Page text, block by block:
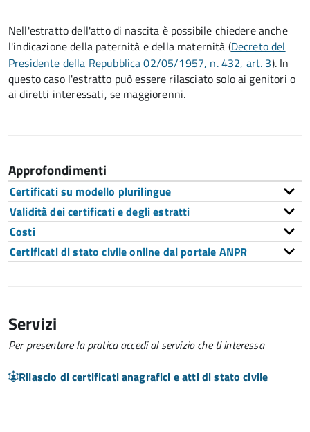
Nell'estratto dell'atto di nascita è possibile chiedere anche
l'indicazione della paternità e della maternità (Decreto del
Presidente della Repubblica 02/05/1957, n. 432, art. 3). In
questo caso l'estratto può essere rilasciato solo ai genitori o
ai diretti interessati, se maggiorenni.
Approfondimenti
Certificati su modello plurilingue
Validità dei certificati e degli estratti
Costi
Certificati di stato civile online dal portale ANPR
Servizi
Per presentare la pratica accedi al servizio che ti interessa
Rilascio di certificati anagrafici e atti di stato civile